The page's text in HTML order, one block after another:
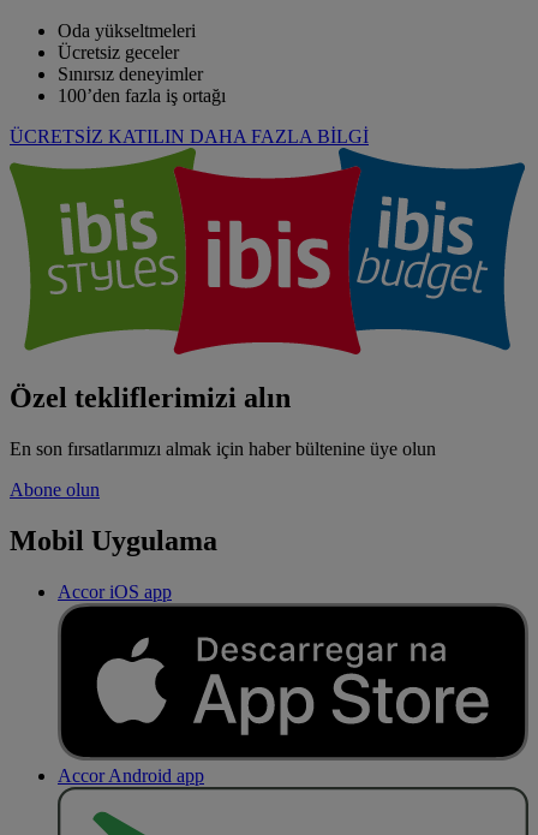
Oda yükseltmeleri
Ücretsiz geceler
Sınırsız deneyimler
100’den fazla iş ortağı
ÜCRETSİZ KATILIN DAHA FAZLA BİLGİ
Özel tekliflerimizi alın
En son fırsatlarımızı almak için haber bültenine üye olun
Abone olun
Mobil Uygulama
Accor iOS app
Accor Android app